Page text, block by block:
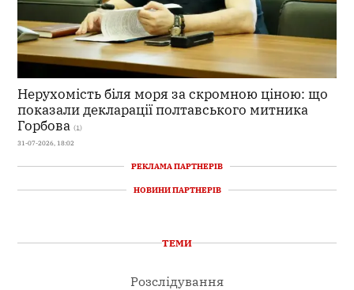
Нерухомість біля моря за скромною ціною: що
показали декларації полтавського митника
Горбова (1)
31-07-2026, 18:02
РЕКЛАМА ПАРТНЕРІВ
НОВИНИ ПАРТНЕРІВ
ТЕМИ
Розслідування